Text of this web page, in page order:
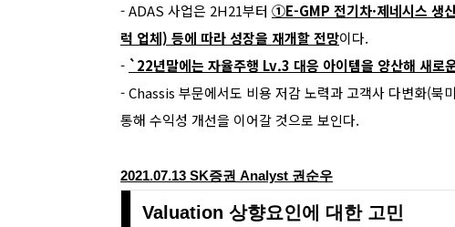
- ADAS 사업은 2H21부터 ①E-GMP 전기차·제네시스 생
럭 업체) 등에 따라 성장을 재개할 전망이다.
- `22년말에는 자율주행 Lv.3 대응 아이템을 양산해 새로
- Chassis 부문에서도 비용 저감 노력과 고객사 다변화(
통해 수익성 개선을 이어갈 것으로 보인다.
2021.07.13 SK증권 Analyst 권순우
Valuation 상향요인에 대한 고민